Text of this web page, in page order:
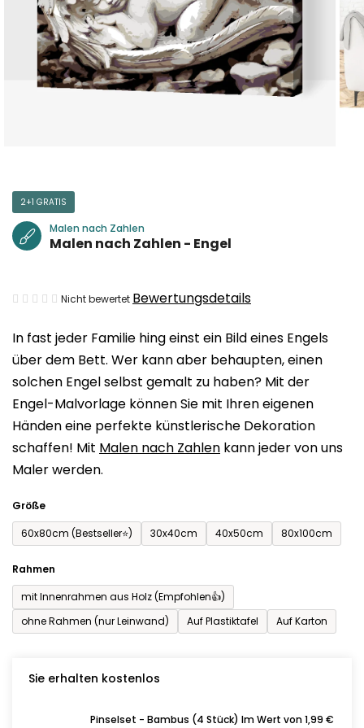
In fast jeder Familie hing einst ein Bild eines Engels
über dem Bett. Wer kann aber behaupten, einen
solchen Engel selbst gemalt zu haben? Mit der
Engel-Malvorlage können Sie mit Ihren eigenen
Händen eine perfekte künstlerische Dekoration
schaffen! Mit Malen nach Zahlen kann jeder von uns
Maler werden.
Größe
60x80cm (Bestseller⭐)
30x40cm 40x50cm 80x100cm
Rahmen
mit Innenrahmen aus Holz (Empfohlen👍)
ohne Rahmen (nur Leinwand)
Auf Plastiktafel Auf Karton
Sie erhalten kostenlos
Pinselset - Bambus (4 Stück) Im Wert von 1,99 €
2+1 GRATIS
Malen nach Zahlen
Malen nach Zahlen - Engel
Die
Produktbewertung
ist
0,0
von
5
Sternen.
Nicht bewertet Bewertungsdetails